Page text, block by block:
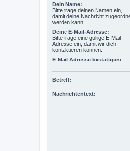
Dein Name:
Bitte trage deinen Namen ein,
damit deine Nachricht
werden kann.
Deine E-Mail-Adresse:
Bitte trage eine gültige E-Mail-
Adresse ein, damit wir dich
kontaktieren können.
E-Mail Adresse bestätigen:
Betreff:
Nachrichtentext: